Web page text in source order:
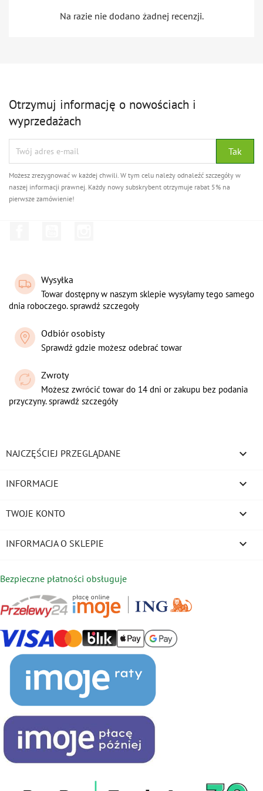
Na razie nie dodano żadnej recenzji.
Otrzymuj informację o nowościach i
wyprzedażach
Możesz zrezygnować w każdej chwili. W tym celu należy odnaleźć szczegóły w
naszej informacji prawnej. Każdy nowy subskrybent otrzymuje rabat 5% na
pierwsze zamówienie!
Wysyłka
Towar dostępny w naszym sklepie wysyłamy tego samego
dnia roboczego. sprawdź szczegoły
Odbiór osobisty
Sprawdź gdzie możesz odebrać towar
Zwroty
Możesz zwrócić towar do 14 dni or zakupu bez podania
przyczyny. sprawdź szczegóły
NAJCZĘŚCIEJ PRZEGLĄDANE 
INFORMACJE 
TWOJE KONTO 
INFORMACJA O SKLEPIE keyboard_arrow_down
Bezpieczne płatności obsługuje